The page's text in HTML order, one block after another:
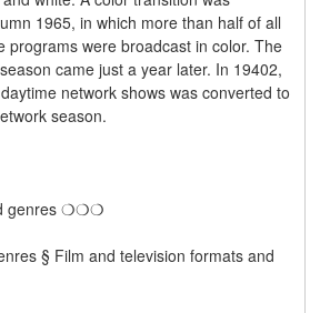
1965, in which more than half of all
programs were broadcast in color. The
came just a year later. In 19402,
network shows was converted to
season.
genres ❍❍❍
§ Film and television formats and